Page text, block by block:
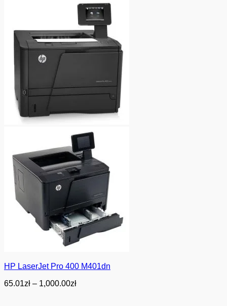
HP LaserJet Pro 400 M401dn
65.01zł – 1,000.00złZakres